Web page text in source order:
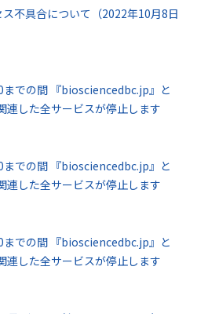
不具合について（2022年10月8日
での間 『biosciencedbc.jp』と
した全サービスが停止します
での間 『biosciencedbc.jp』と
した全サービスが停止します
での間 『biosciencedbc.jp』と
した全サービスが停止します